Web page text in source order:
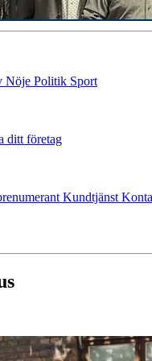
Nöje Politik Sport
ditt företag
Kundtjänst